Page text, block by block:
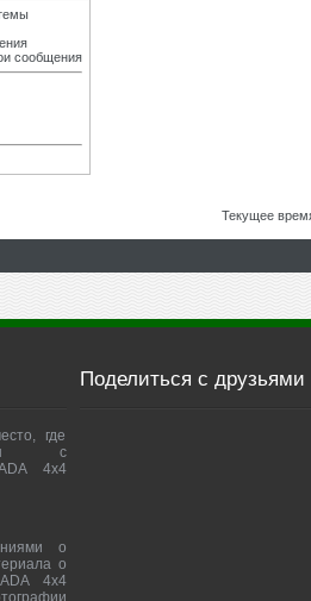
сообщения
Текущее
где
с
4x4
о
о
4x4
Поделиться с друзьями